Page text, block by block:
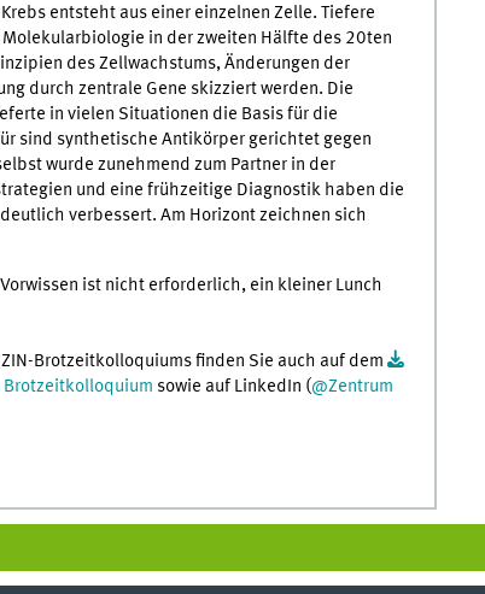
entsteht aus einer einzelnen Zelle. Tiefere
in der zweiten Hälfte des 20ten
des Zellwachstums, Änderungen der
durch zentrale Gene skizziert werden. Die
in vielen Situationen die Basis für die
sind synthetische Antikörper gerichtet gegen
wurde zunehmend zum Partner in der
und eine frühzeitige Diagnostik haben die
verbessert. Am Horizont zeichnen sich
ist nicht erforderlich, ein kleiner Lunch
Brotzeitkolloquiums finden Sie auch auf dem
Brotzeitkolloquium sowie auf LinkedIn (@Zentrum